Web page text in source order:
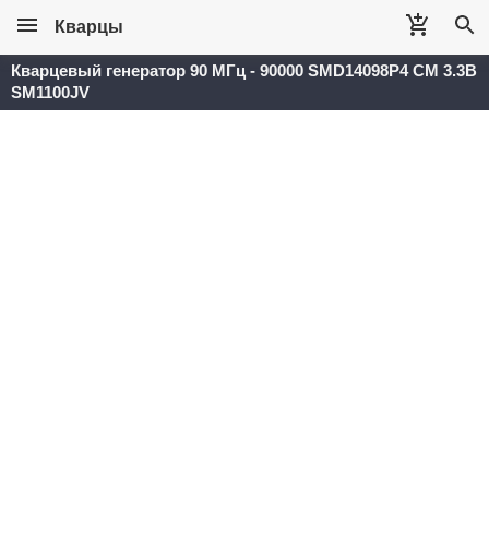
Кварцы
Кварцевый генератор 90 МГц - 90000 SMD14098P4 CM 3.3В
SM1100JV